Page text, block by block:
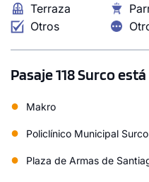
Terraza
Otros
Pasaje 118 Surco
● Makro
● Policlínico Municipal
● Plaza de Armas de